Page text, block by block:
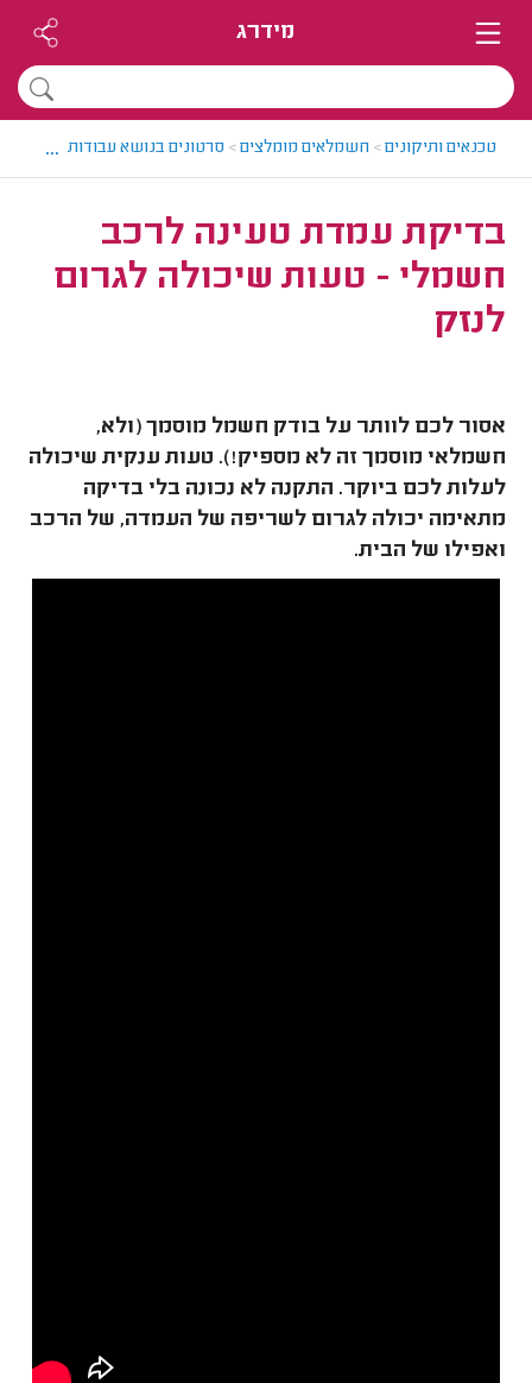
מידרג
טכנאים ותיקונים> חשמלאים מומלצים> סרטונים בנושא עבודות חשמל
...
בדיקת עמדת טעינה לרכב
חשמלי - טעות שיכולה לגרום
לנזק
אסור לכם לוותר על בודק חשמל מוסמך (ולא,
חשמלאי מוסמך זה לא מספיק!). טעות ענקית שיכולה
לעלות לכם ביוקר. התקנה לא נכונה בלי בדיקה
מתאימה יכולה לגרום לשריפה של העמדה, של הרכב
ואפילו של הבית.